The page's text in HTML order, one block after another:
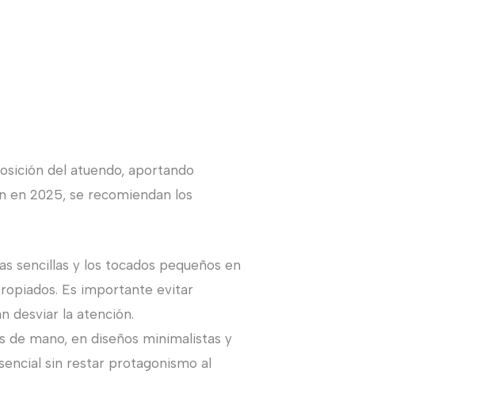
del atuendo, aportando
en 2025, se recomiendan los
sencillas y los tocados pequeños en
Es importante evitar
desviar la atención.
de mano, en diseños minimalistas y
sin restar protagonismo al